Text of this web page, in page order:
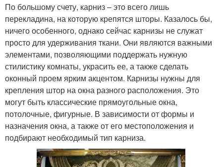
По большому счету, карниз – это всего лишь
перекладина, на которую крепятся шторы. Казалось бы,
ничего особенного, однако сейчас карнизы не служат
просто для удерживания ткани. Они являются важными
элементами, позволяющими поддержать нужную
стилистику комнаты, украсить ее, а также сделать
оконный проем ярким акцентом. Карнизы нужны для
крепления штор на окна разного расположения. Это
могут быть классические прямоугольные окна,
потолочные, фигурные. В зависимости от формы и
назначения окна, а также от его местоположения и
подбирают необходимый тип карниза.